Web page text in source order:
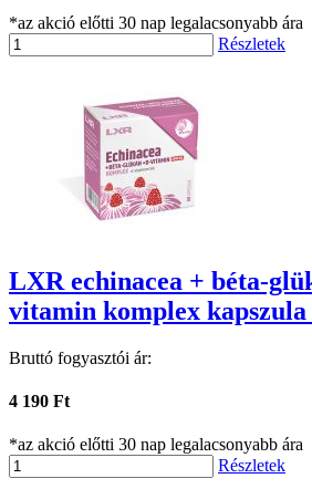
*az akció előtti 30 nap legalacsonyabb ára
Részletek
LXR echinacea + béta-
vitamin komplex kapszula
Bruttó fogyasztói ár:
4 190 Ft
*az akció előtti 30 nap legalacsonyabb ára
Részletek